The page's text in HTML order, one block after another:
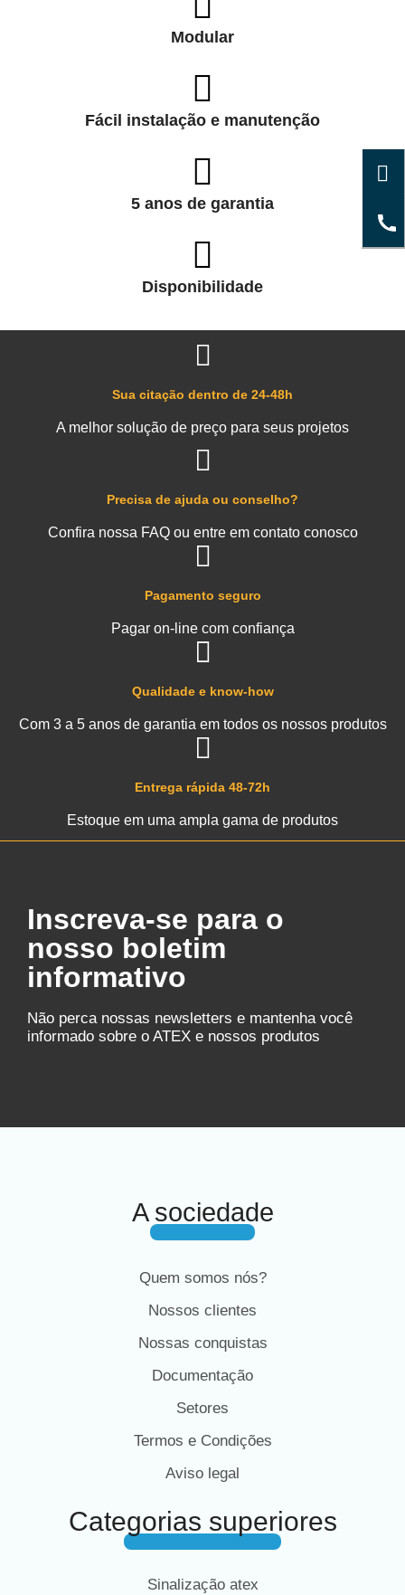
Modular
Fácil instalação e manutenção
5 anos de garantia
Disponibilidade
Entrega rápida 48-72h
Estoque em uma ampla gama de produtos
Qualidade e know-how
Com 3 a 5 anos de garantia em todos os nossos produtos
Pagamento seguro
Pagar on-line com confiança
Precisa de ajuda ou conselho?
Confira nossa FAQ ou entre em contato conosco
Sua citação dentro de 24-48h
A melhor solução de preço para seus projetos
Inscreva-se para o
nosso boletim
informativo
Não perca nossas newsletters e mantenha você
informado sobre o ATEX e nossos produtos
A sociedade
Quem somos nós?
Nossos clientes
Nossas conquistas
Documentação
Setores
Termos e Condições
Aviso legal
Categorias superiores
Sinalização atex